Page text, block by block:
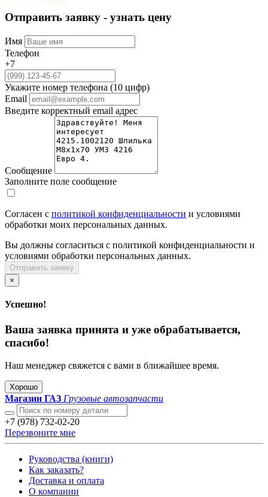
Отправить заявку - узнать цену
Имя
Телефон
+7
Укажите номер телефона (10 цифр)
Email
Введите корректный email адрес
Сообщение
Заполните поле сообщение
Согласен с политикой конфиденциальности и условиями
обработки моих персональных данных.
Вы должны согласиться с политикой конфиденциальности и
условиями обработки персональных данных.
Отправить заявку
×
Успешно!
Ваша заявка принята и уже обрабатывается,
спасибо!
Наш менеджер свяжется с вами в ближайшее время.
Хорошо
Магазин ГАЗ Грузовые автозапчасти
+7 (978) 732-02-20
Перезвоните мне
Руководства (книги)
Как заказать?
Доставка и оплата
О компании